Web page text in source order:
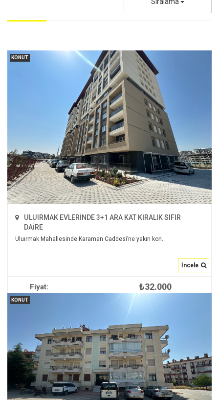
KONUT
ULUIRMAK EVLERİNDE 3+1 ARA KAT KİRALIK SIFIR
DAİRE
Uluırmak Mahallesinde Karaman Caddesi’ne yakın kon..
İncele
Fiyat: ₺32.000
KONUT